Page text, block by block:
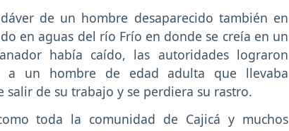
de un hombre desaparecido también en
en aguas del río Frío en donde se creía en un
había caído, las autoridades lograron
a un hombre de edad adulta que llevaba
de su trabajo y se perdiera su rastro.
toda la comunidad de Cajicá y muchos